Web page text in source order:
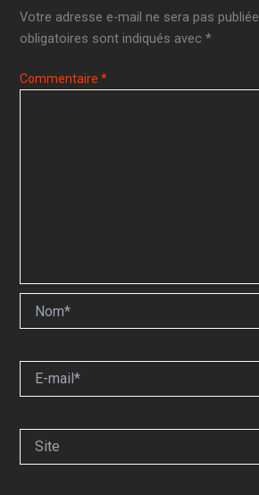
Votre adresse e-mail ne sera pas publiée.
obligatoires sont indiqués avec*
Commentaire*
mail*